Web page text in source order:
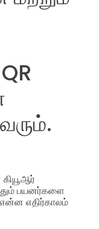
பயனர்களை
எதிர்காலம்